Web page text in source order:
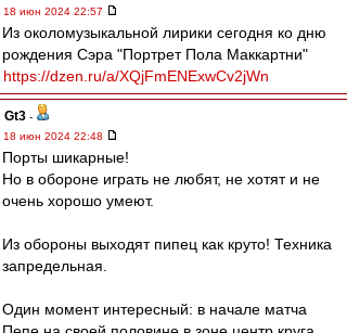
18 июн 2024 22:57
Из околомузыкальной лирики сегодня ко дню
рождения Сэра "Портрет Пола Маккартни"
https://dzen.ru/a/XQjFmENExwCv2jWn
Gt3 -
18 июн 2024 22:48
Порты шикарные!
Но в обороне играть не любят, не хотят и не
очень хорошо умеют.
Из обороны выходят пипец как круто! Техника
запредельная.
Один момент интересный: в начале матча